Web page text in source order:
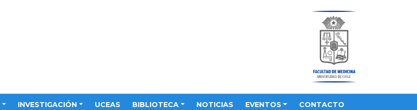
INVESTIGACIÓN UCEAS BIBLIOTECA NOTICIAS EVENTOS CONTACTO